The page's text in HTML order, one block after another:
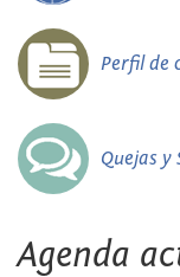
Perfil de
Quejas y
Agenda